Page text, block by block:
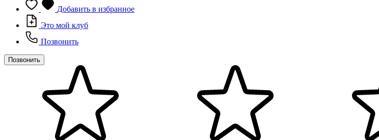
Добавить в избранное
Это мой клуб
Позвонить
Позвонить